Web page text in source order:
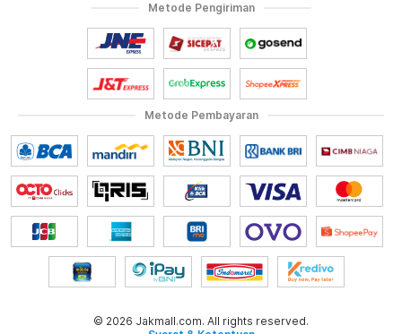
Metode Pembayaran
Metode Pengiriman
© 2026 Jakmall.com. All rights reserved.